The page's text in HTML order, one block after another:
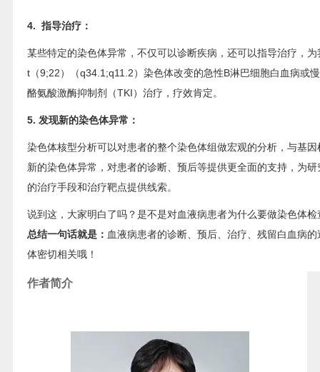
4. 指导治疗：
某些特定的染色体异常，不仅可以诊断疾病，还可以指导治疗，
t（9;22）（q34.1;q11.2）染色体改变的急性B淋巴细胞白血病或
酪氨酸激酶抑制剂（TKI）治疗，疗效肯定。
5. 发现新的染色体异常：
染色体核型分析可以对患者的整个染色体组做宏观的分析，与基
新的染色体异常，对患者的诊断、预后等提供更全面的支持，为
的治疗手段和治疗靶点提供线索。
说到这，大家明白了吗？是不是对血液病患者为什么要做染色体
总结一句话就是： 血液病患者的诊断、预后、治疗、残留白血病
体密切相关哦！
作者简介